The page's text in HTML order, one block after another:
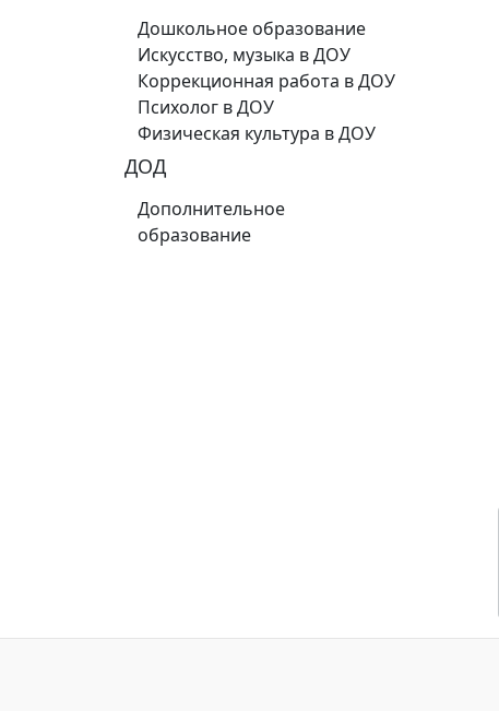
Дошкольное образование
Искусство, музыка в ДОУ
Коррекционная работа в ДОУ
Психолог в ДОУ
Физическая культура в ДОУ
ДОД
Дополнительное
образование